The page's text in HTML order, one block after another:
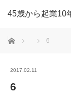
45歳から起業
ホーム 6
2017.02.11
6